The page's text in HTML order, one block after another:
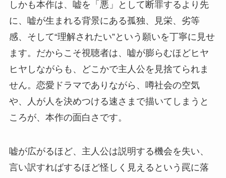
しかも本作は、嘘を「悪」として断罪するより先
に、嘘が生まれる背景にある孤独、見栄、劣等
感、そして“理解されたい”という願いを丁寧に見せ
ます。だからこそ視聴者は、嘘が膨らむほどヒヤ
ヒヤしながらも、どこかで主人公を見捨てられま
せん。恋愛ドラマでありながら、噂社会の空気
や、人が人を決めつける速さまで描いてしまうと
ころが、本作の面白さです。
嘘が広がるほど、主人公は説明する機会を失い、
言い訳すればするほど怪しく見えるという罠に落